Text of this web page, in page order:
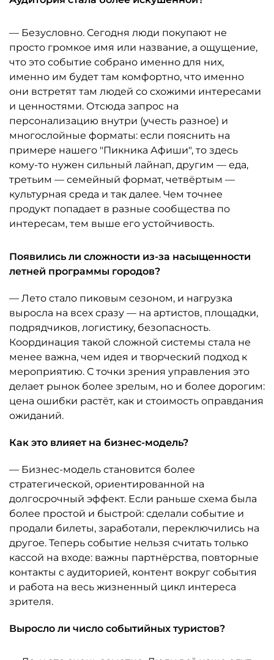
— Безусловно. Сегодня люди покупают не
просто громкое имя или название, а ощущение,
что это событие собрано именно для них,
именно им будет там комфортно, что именно
они встретят там людей со схожими интересами
и ценностями. Отсюда запрос на
персонализацию внутри (учесть разное) и
многослойные форматы: если пояснить на
примере нашего "Пикника Афиши", то здесь
кому-то нужен сильный лайнап, другим — еда,
третьим — семейный формат, четвёртым —
культурная среда и так далее. Чем точнее
продукт попадает в разные сообщества по
интересам, тем выше его устойчивость.
Появились ли сложности из-за насыщенности
летней программы городов?
— Лето стало пиковым сезоном, и нагрузка
выросла на всех сразу — на артистов, площадки,
подрядчиков, логистику, безопасность.
Координация такой сложной системы стала не
менее важна, чем идея и творческий подход к
мероприятию. С точки зрения управления это
делает рынок более зрелым, но и более дорогим:
цена ошибки растёт, как и стоимость оправдания
ожиданий.
Как это влияет на бизнес-модель?
— Бизнес-модель становится более
стратегической, ориентированной на
долгосрочный эффект. Если раньше схема была
более простой и быстрой: сделали событие и
продали билеты, заработали, переключились на
другое. Теперь событие нельзя считать только
кассой на входе: важны партнёрства, повторные
контакты с аудиторией, контент вокруг события
и работа на весь жизненный цикл интереса
зрителя.
Выросло ли число событийных туристов?